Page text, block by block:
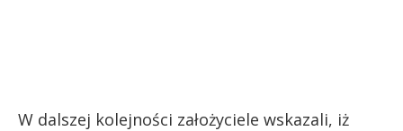
W dalszej kolejności założyciele wskazali, iż